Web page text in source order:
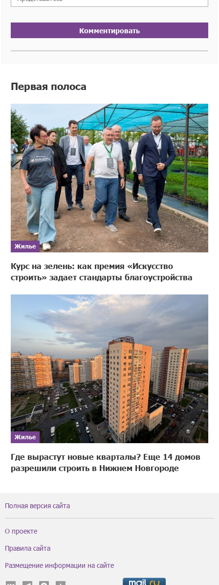
Комментировать
Первая полоса
Жилье
Курс на зелень: как премия «Искусство
строить» задает стандарты благоустройства
Жилье
Где вырастут новые кварталы? Еще 14 домов
разрешили строить в Нижнем Новгороде
Полная версия сайта
О проекте
Правила сайта
Размещение информации на сайте